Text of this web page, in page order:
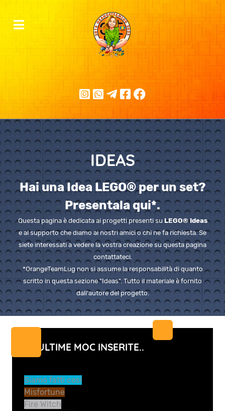
IDEAS
Hai una Idea LEGO® per un set?
Presentala qui*.
Questa pagina è dedicata ai progetti presenti su LEGO® Ideas
e al supporto che diamo ai nostri amici o chi ne fa richiesta. Se
siete interessati a vedere la vostra creazione su questa pagina
contattateci.
*OrangeTeamLug non si assume la responsabilità di quanto
scritto in questa sezione "Ideas". Tutto il materiale è fornito
dall'autore del progetto.
LE ULTIME MOC INSERITE..
Siamo fatti così
Misfortune
Fire Witch